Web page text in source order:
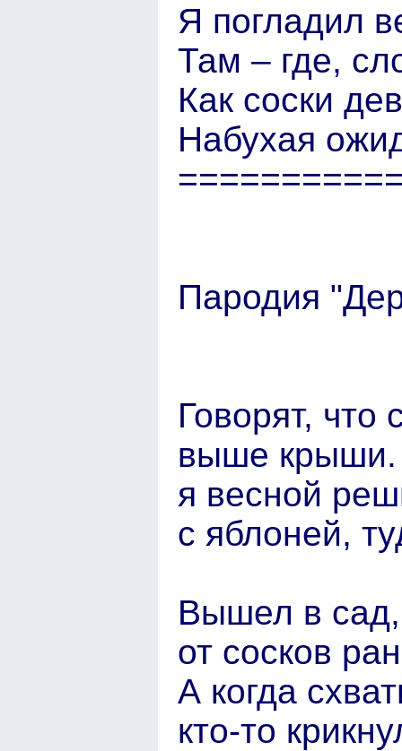
Я погладил
Там – где,
Как соски
Набухая
Пародия
Говорят, что
выше крыши.
я весной
с яблоней,
Вышел в сад,
от сосков
А когда
кто-то